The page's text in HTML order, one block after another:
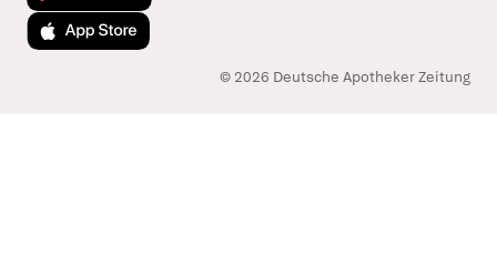
Laden im App Store
© 2026 Deutsche Apotheker Zeitung